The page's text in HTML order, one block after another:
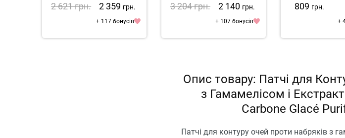
2 621грн. 2 359 грн.
+ 117 бонусів
3 204грн. 2 140 грн.
+ 107 бонусів
809 грн.
+
Опис товару: Патчі для
з Гамамелісом і
Carbone Glacé
Патчі для контуру очей проти набряків з